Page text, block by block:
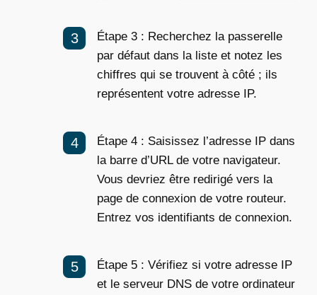
Étape 3 : Recherchez la passerelle
par défaut dans la liste et notez les
chiffres qui se trouvent à côté ; ils
représentent votre adresse IP.
Étape 4 : Saisissez l’adresse IP dans
la barre d’URL de votre navigateur.
Vous devriez être redirigé vers la
page de connexion de votre routeur.
Entrez vos identifiants de connexion.
Étape 5 : Vérifiez si votre adresse IP
et le serveur DNS de votre ordinateur